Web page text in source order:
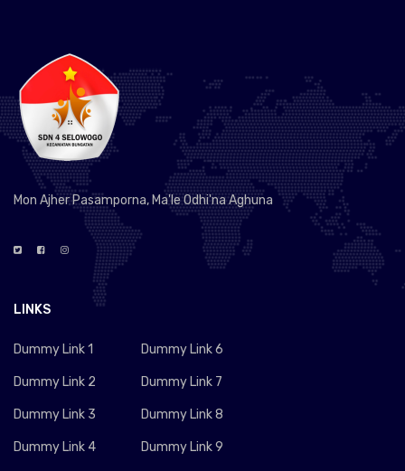
Mon Ajher Pasamporna, Ma'le Odhi'na Aghuna
LINKS
Dummy Link 1
Dummy Link 2
Dummy Link 3
Dummy Link 4
Dummy Link 6
Dummy Link 7
Dummy Link 8
Dummy Link 9